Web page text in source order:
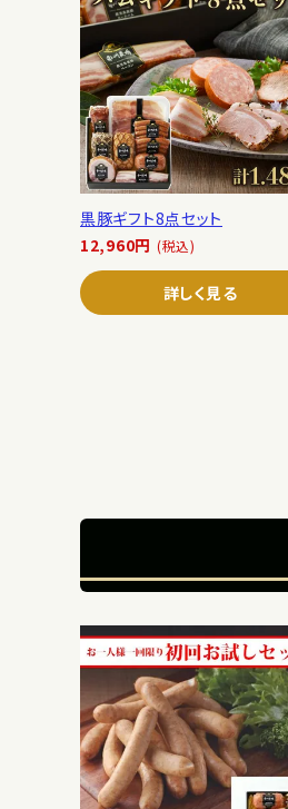
黒豚ギフト8点セット
12,960円 (税込)
詳しく見る